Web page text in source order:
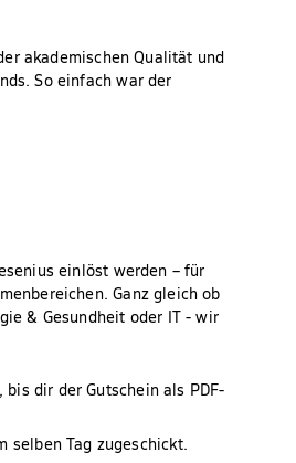
akademischen Qualität und
So einfach war der
einlöst werden – für
Ganz gleich ob
& Gesundheit oder IT - wir
dir der Gutschein als PDF-
selben Tag zugeschickt.